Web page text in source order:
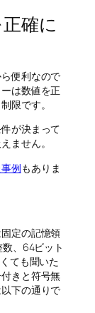
確に
便利なので
は数値を正
限です。
が決まって
ません。
例もありま
定の記憶領
、64ビット
ても聞いた
きと符号無
下の通りで